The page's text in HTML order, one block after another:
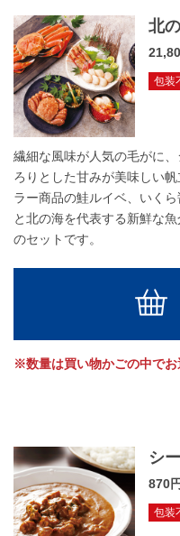
北
包装
繊細な風味が人気の毛がに
ろりとした甘みが美味しい
ラー商品の鮭ルイベ、いく
と北の海を代表する新鮮な
のセットです。
※数量は買い物かごの中でお
シ
870
包装